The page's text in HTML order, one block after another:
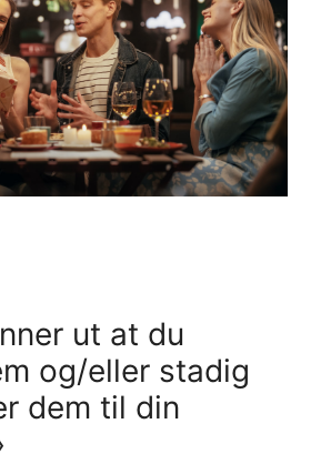
ut at du
og/eller stadig
dem til din